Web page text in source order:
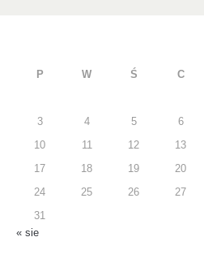
P W Ś C
3 4 5 6
10 11 12 13
17 18 19 20
24 25 26 27
31
« sie